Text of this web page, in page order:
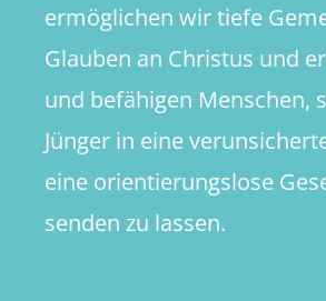
ermöglichen wir tiefe
Glauben an Christus und
und befähigen Menschen,
Jünger in eine
eine orientierungslose
senden zu lassen.